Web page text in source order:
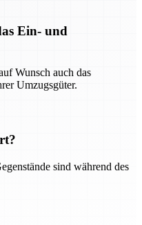
Ein- und
Wunsch auch das
Umzugsgüter.
sind während des